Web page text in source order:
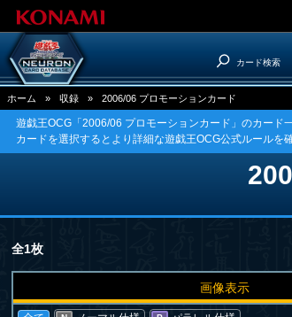
カード検索
ホーム » 収録 » 2006/06 プロモーションカード
遊戯王OCG「2006/06 プロモーションカード」のカード一
カードを選択するとより詳細な遊戯王OCG公式ルールを
全1枚
画像表示